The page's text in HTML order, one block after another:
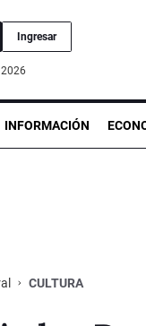
Ingresar
INFORMACIÓN
CULTURA